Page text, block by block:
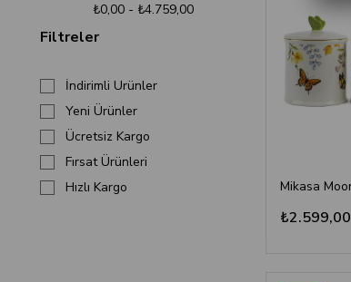
₺0,00 - ₺4.759,00
Filtreler
İndirimli Ürünler
Yeni Ürünler
Ücretsiz Kargo
Fırsat Ürünleri
Hızlı Kargo
₺2.599,00